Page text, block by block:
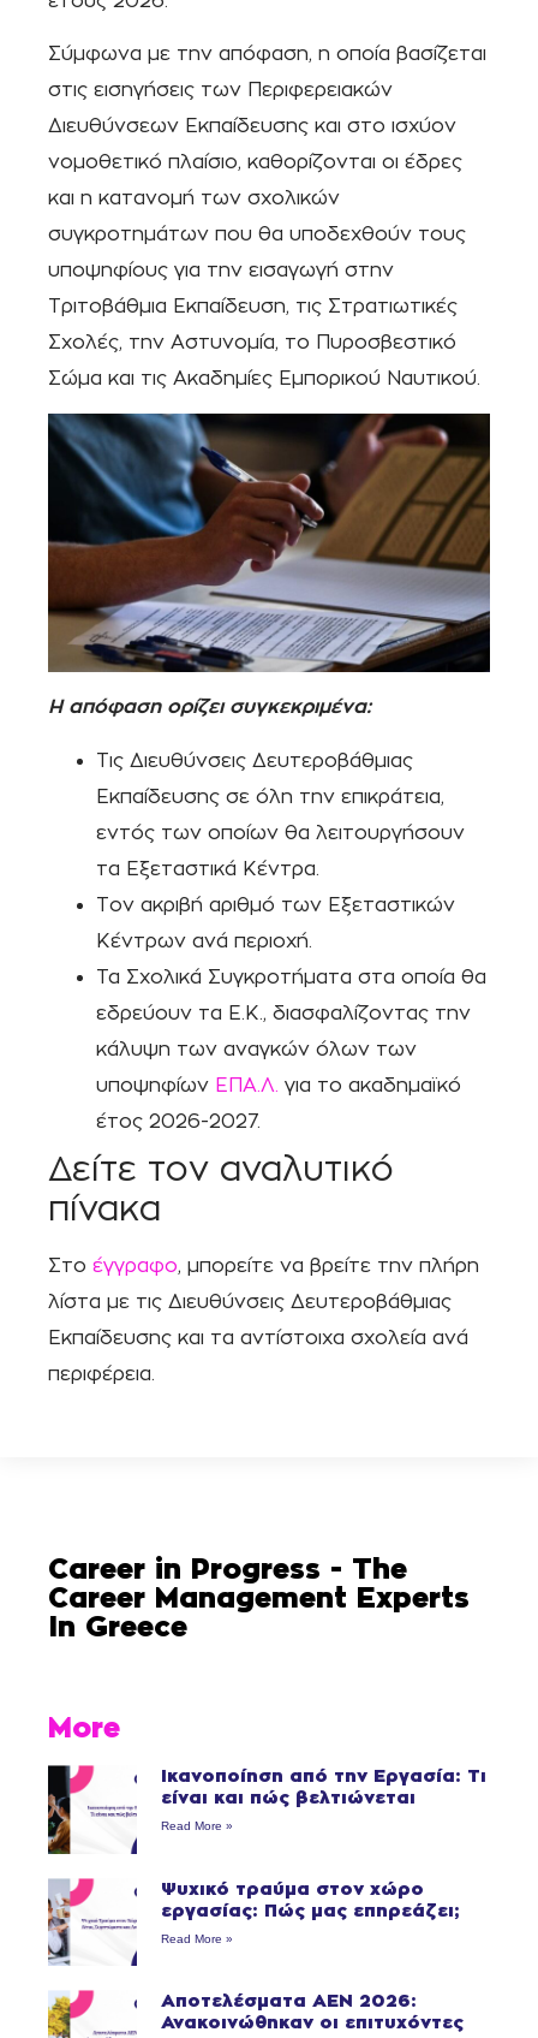
Σύμφωνα με την απόφαση, η οποία βασίζεται
στις εισηγήσεις των Περιφερειακών
Διευθύνσεων Εκπαίδευσης και στο ισχύον
νομοθετικό πλαίσιο, καθορίζονται οι έδρες
και η κατανομή των σχολικών
συγκροτημάτων που θα υποδεχθούν τους
υποψηφίους για την εισαγωγή στην
Τριτοβάθμια Εκπαίδευση, τις Στρατιωτικές
Σχολές, την Αστυνομία, το Πυροσβεστικό
Σώμα και τις Ακαδημίες Εμπορικού Ναυτικού.
Η απόφαση ορίζει συγκεκριμένα:
Τις Διευθύνσεις Δευτεροβάθμιας
Εκπαίδευσης σε όλη την επικράτεια,
εντός των οποίων θα λειτουργήσουν
τα Εξεταστικά Κέντρα.
Τον ακριβή αριθμό των Εξεταστικών
Κέντρων ανά περιοχή.
Τα Σχολικά Συγκροτήματα στα οποία θα
εδρεύουν τα Ε.Κ., διασφαλίζοντας την
κάλυψη των αναγκών όλων των
υποψηφίων ΕΠΑ.Λ. για το ακαδημαϊκό
έτος 2026-2027.
Δείτε τον αναλυτικό
πίνακα
Στο έγγραφο, μπορείτε να βρείτε την πλήρη
λίστα με τις Διευθύνσεις Δευτεροβάθμιας
Εκπαίδευσης και τα αντίστοιχα σχολεία ανά
περιφέρεια.
Career in Progress - The
Career Management Experts
In Greece
More
Ικανοποίηση από την Εργασία: Τι
είναι και πώς βελτιώνεται
Read More »
Ψυχικό τραύμα στον χώρο
εργασίας: Πώς μας επηρεάζει;
Read More »
Αποτελέσματα ΑΕΝ 2026:
Ανακοινώθηκαν οι επιτυχόντες